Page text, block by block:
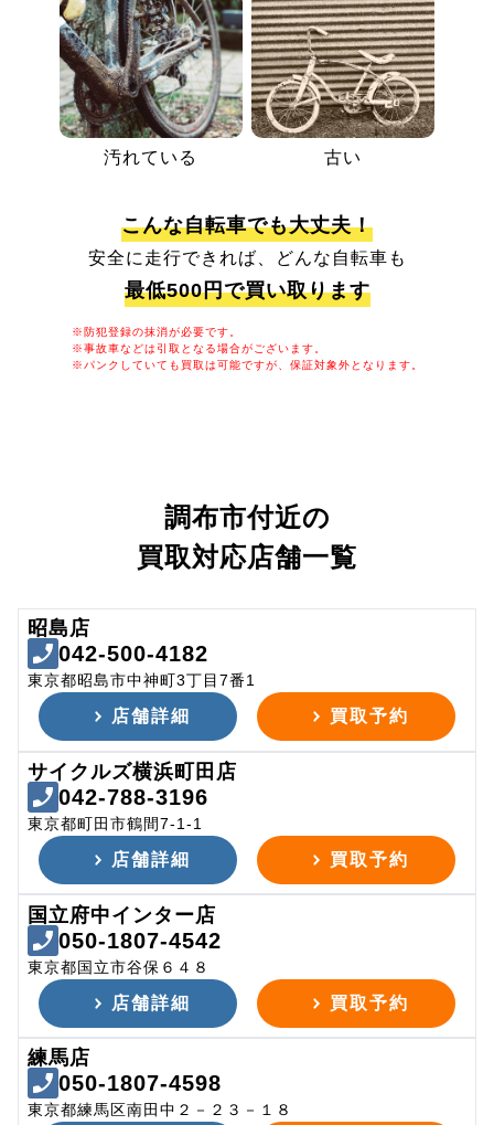
汚れている 古い
こんな自転車でも大丈夫！
安全に走行できれば、どんな自転車も
最低500円で買い取ります
※防犯登録の抹消が必要です。
※事故車などは引取となる場合がございます。
※パンクしていても買取は可能ですが、保証対象外となります。
調布市付近の
買取対応店舗一覧
昭島店
042-500-4182
東京都昭島市中神町3丁目7番1
店舗詳細 買取予約
サイクルズ横浜町田店
042-788-3196
東京都町田市鶴間7-1-1
店舗詳細 買取予約
国立府中インター店
050-1807-4542
東京都国立市谷保６４８
店舗詳細 買取予約
練馬店
050-1807-4598
東京都練馬区南田中２－２３－１８